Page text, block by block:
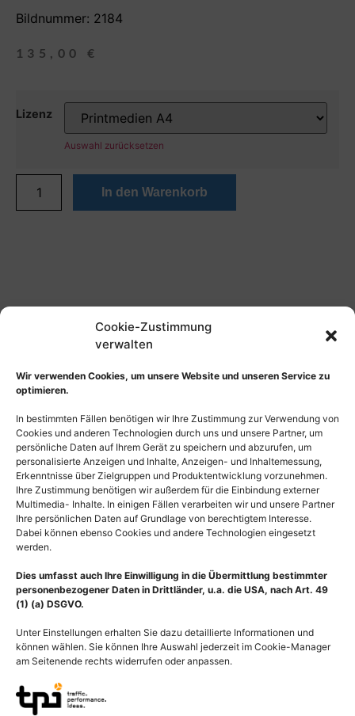
Cookie-Zustimmung
verwalten
Wir verwenden Cookies, um unsere Website und unseren Service zu
optimieren.
In bestimmten Fällen benötigen wir Ihre Zustimmung zur Verwendung von
Cookies und anderen Technologien durch uns und unsere Partner, um
persönliche Daten auf Ihrem Gerät zu speichern und abzurufen, um
personalisierte Anzeigen und Inhalte, Anzeigen- und Inhaltemessung,
Erkenntnisse über Zielgruppen und Produktentwicklung vorzunehmen.
Ihre Zustimmung benötigen wir außerdem für die Einbindung externer
Multimedia- Inhalte. In einigen Fällen verarbeiten wir und unsere Partner
Ihre persönlichen Daten auf Grundlage von berechtigtem Interesse.
Dabei können ebenso Cookies und andere Technologien eingesetzt
werden.
Dies umfasst auch Ihre Einwilligung in die Übermittlung bestimmter
personenbezogener Daten in Drittländer, u.a. die USA, nach Art. 49
(1) (a) DSGVO.
Unter Einstellungen erhalten Sie dazu detaillierte Informationen und
können wählen. Sie können Ihre Auswahl jederzeit im Cookie-Manager
am Seitenende rechts widerrufen oder anpassen.
Bildnummer: 2184
135,00 €
Lizenz
Auswahl zurücksetzen
In den Warenkorb
Beschreibung
einem Rückenmarksnerven (Spinalnerven) innerviertes